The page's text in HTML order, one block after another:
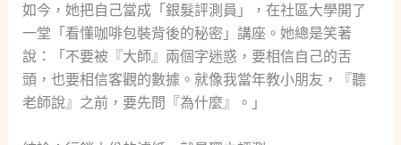
如今，她把自己當成「銀髮評測員」，在社區大學開了
一堂「看懂咖啡包裝背後的秘密」講座。她總是笑著
說：「不要被『大師』兩個字迷惑，要相信自己的舌
頭，也要相信客觀的數據。就像我當年教小朋友，『聽
老師說』之前，要先問『為什麼』。」